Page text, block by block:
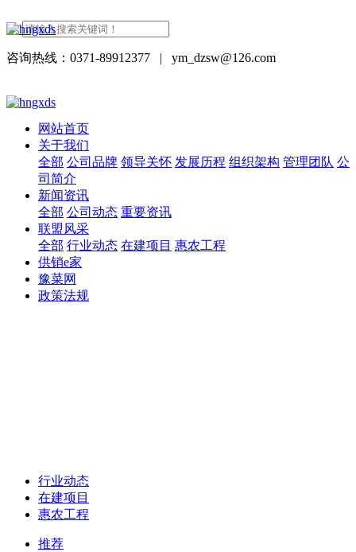
咨询热线：0371-89912377 | ym_dzsw@126.com
网站首页
关于我们
全部 公司品牌 领导关怀 发展历程 组织架构 管理团队 公
司简介
新闻资讯
全部 公司动态 重要资讯
联盟风采
全部 行业动态 在建项目 惠农工程
供销e家
豫菜网
政策法规
行业动态
在建项目
惠农工程
推荐